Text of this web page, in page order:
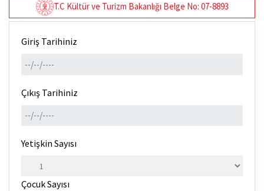
T.C Kültür ve Turizm Bakanlığı Belge No: 07-8893
Giriş Tarihiniz
Çıkış Tarihiniz
Yetişkin Sayısı
Çocuk Sayısı